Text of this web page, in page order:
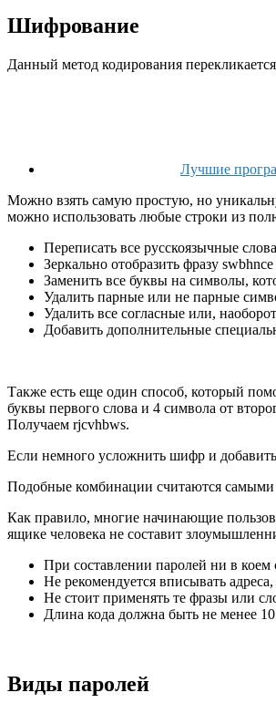
Шифрование
Данный метод кодирования
Лучшие
Можно взять самую простую, но
можно использовать любые строки из
Переписать все русскоязычные
Зеркально отобразить фразу
Заменить все буквы на символы,
Удалить парные или не парные
Удалить все согласные или,
Добавить дополнительные
Также есть еще один способ, который
буквы первого слова и 4 символа от
Получаем rjcvhbws.
Если немного усложнить шифр и добавить
Подобные комбинации считаются
Как правило, многие начинающие
ящике человека не составит
При составлении паролей ни в
Не рекомендуется вписывать
Не стоит применять те фразы или
Длина кода должна быть не менее 10
Виды паролей